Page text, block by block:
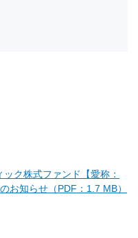
ク株式ファンド【愛称：
お知らせ（PDF：1.7 MB）